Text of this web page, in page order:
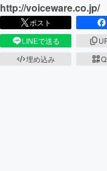
http://voiceware.co.jp/
ポスト
LINEで送る
埋め込み